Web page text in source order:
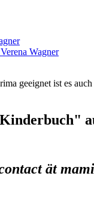
Wagner
geeignet ist es
ät